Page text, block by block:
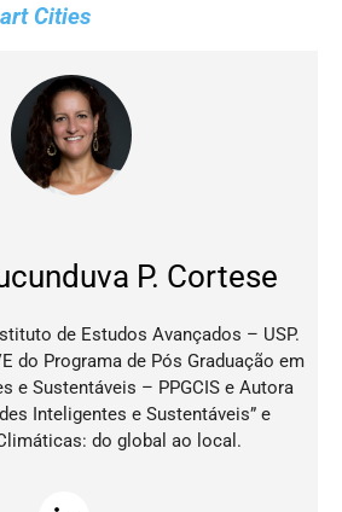
Cities
P. Cortese
de Estudos Avançados – USP.
do Programa de Pós Graduação em
e Sustentáveis – PPGCIS e Autora
Inteligentes e Sustentáveis” e
do global ao local.